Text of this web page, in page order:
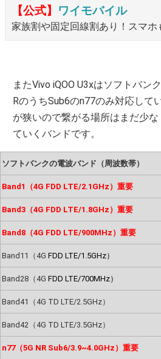
【公式】 ワイモバイル
家族割や固定回線割あり！スマホ
またVivo iQOO U3xはソフトバン
RのうちSub6のn77のみ対応して
が狭いので繋がる場所はまだ少
ていくバンドです。
ソフトバンクの電波バンド（周波数帯）
Band1（4G FDD LTE/2.1GHz）重要
Band3（4G FDD LTE/1.8GHz）重要
Band8（4G FDD LTE/900MHz）重要
Band11（4G FDD LTE/1.5GHz）
Band28（4G FDD LTE/700MHz）
Band41（4G TD LTE/2.5GHz）
Band42（4G TD LTE/3.5GHz）
n77（5G NR Sub6/3.9~4.0GHz）重要